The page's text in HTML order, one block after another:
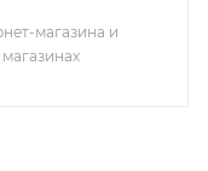
магазина и